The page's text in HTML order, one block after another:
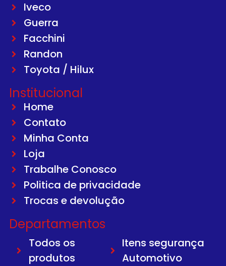
Iveco
Guerra
Facchini
Randon
Toyota / Hilux
Institucional
Home
Contato
Minha Conta
Loja
Trabalhe Conosco
Politica de privacidade
Trocas e devolução
Departamentos
Todos os
produtos
Itens segurança
Automotivo